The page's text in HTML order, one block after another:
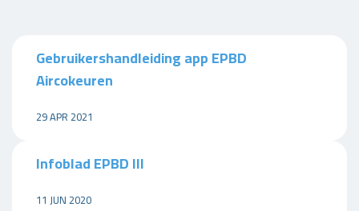
Gebruikershandleiding app EPBD
Aircokeuren
29 APR 2021
Infoblad EPBD III
11 JUN 2020